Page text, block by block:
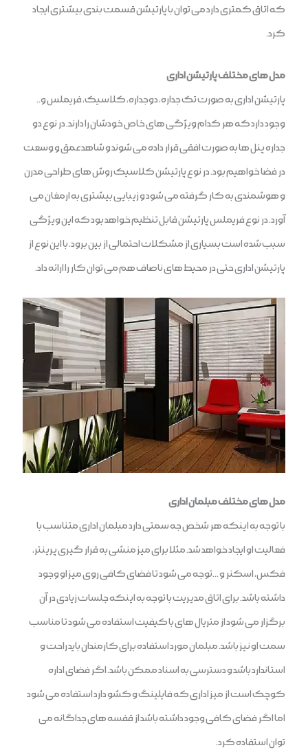
که اتاق کمتری دارد می توان با پارتیشن قسمت بندی بیشتری ایجاد
کرد.
مدل های مختلف پارتیشن اداری
پارتیشن اداری به صورت تک جداره، دوجداره، کلاسیک، فریملس و..
وجود دارد که هر کدام ویژگی های خاص خودشان را دارند. در نوع دو
جداره پنل ها به صورت افقی قرار داده می شوند و شاهد عمق و وسعت
در فضا خواهیم بود. در نوع پارتیشن کلاسیک روش های طراحی مدرن
و هوشمندی به کار گرفته می شود و زیبایی بیشتری به ارمغان می
آورد. در نوع فریملس پارتیشن قابل تنظیم خواهد بود که این ویژگی
سبب شده است بسیاری از مشکلات احتمالی از بین برود. با این نوع از
پارتیشن اداری حتی در محیط های ناصاف هم می توان کار را ارائه داد.
مدل های مختلف مبلمان اداری
با توجه به اینکه هر شخص جه سمتی دارد مبلمان اداری متناسب با
فعالیت او ایجاد خواهد شد. مثلا برای میز منشی به قرار گیری پرینتر،
فکس، اسکنر و …توجه می شود تا فضای کافی روی میز او وجود
داشته باشد. برای اتاق مدیریت با توجه به اینکه جلسات زیادی در آن
برگزار می شود از متریال های با کیفیت استفاده می شود تا مناسب
سمت او نیز باشد. مبلمان مورد استفاده برای کارمندان باید راحت و
استاندارد باشد و دسترسی به اسناد ممکن باشد. اگر فضای اداره
کوچک است از میز اداری که فایلینگ و کشو دارد استفاده می شود
اما اگر فضای کافی وجود داشته باشد از قفسه های جداگانه می
توان استفاده کرد.